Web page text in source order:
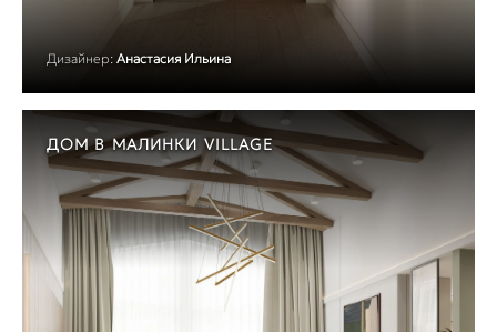
Дизайнер: Анастасия Ильина
ДОМ В МАЛИНКИ VILLAGE